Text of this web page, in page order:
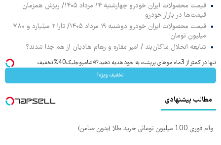
قیمت محصولات ایران خودرو چهارشنبه ۱۴ مرداد ۱۴۰۵/ ریزش همزمان
قیمت‌ها در بازار خودرو
قیمت محصولات ایران خودرو دوشنبه ۱۹ مرداد ۱۴۰۵/ تارا ۲ میلیارد و ۷۸۰
میلیون تومان
شایعه انحلال ماکان‌بند / امیر مقاره و رهام هادیان از هم جدا شدند؟
تنها در کمتر از 3ماه موهای پرپشت به خود هدیه دهید🌱شامپوجلبک40%تخفیف
تخفیف ویژه!
مطالب پیشنهادی
وام فوری 100 میلیون تومانی خرید طلا (بدون ضامن)